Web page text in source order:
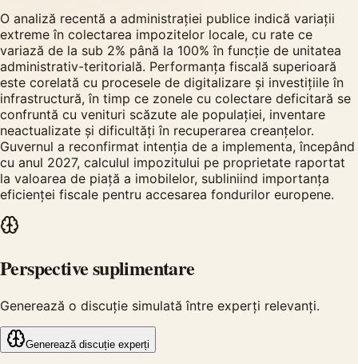
O analiză recentă a administrației publice indică variații
extreme în colectarea impozitelor locale, cu rate ce
variază de la sub 2% până la 100% în funcție de unitatea
administrativ-teritorială. Performanța fiscală superioară
este corelată cu procesele de digitalizare și investițiile în
infrastructură, în timp ce zonele cu colectare deficitară se
confruntă cu venituri scăzute ale populației, inventare
neactualizate și dificultăți în recuperarea creanțelor.
Guvernul a reconfirmat intenția de a implementa, începând
cu anul 2027, calculul impozitului pe proprietate raportat
la valoarea de piață a imobilelor, subliniind importanța
eficienței fiscale pentru accesarea fondurilor europene.
Perspective suplimentare
Generează o discuție simulată între experți relevanți.
Generează discuție experți